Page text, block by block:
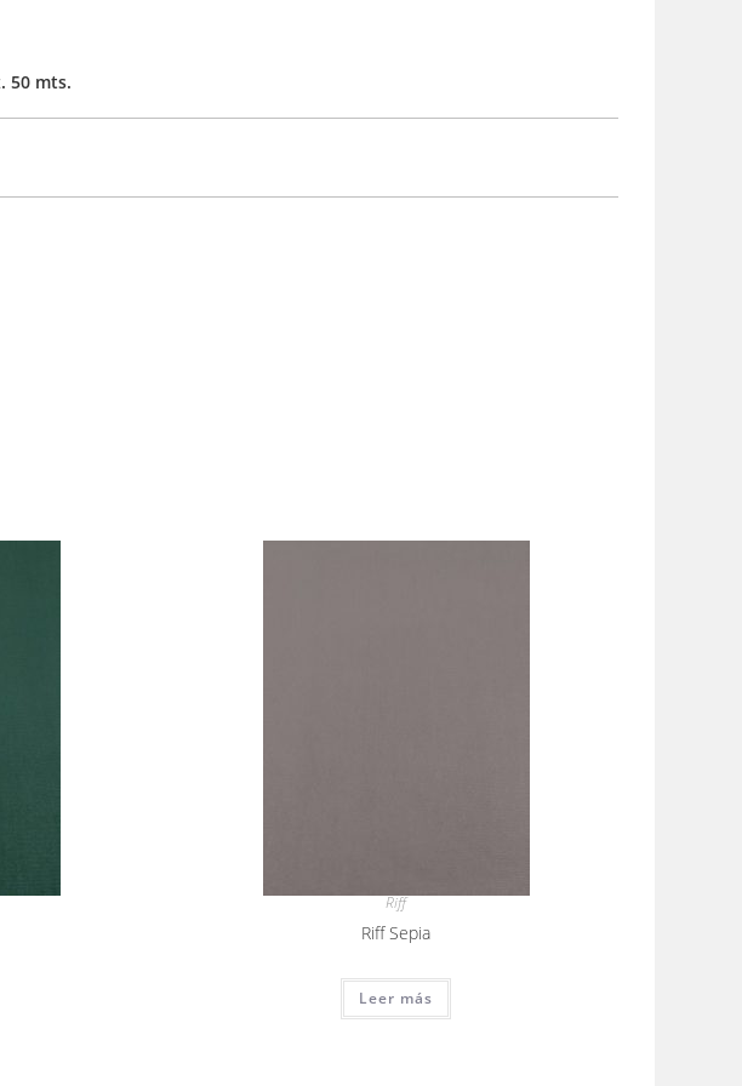
50 mts.
Riff
Riff Sepia
Leer más